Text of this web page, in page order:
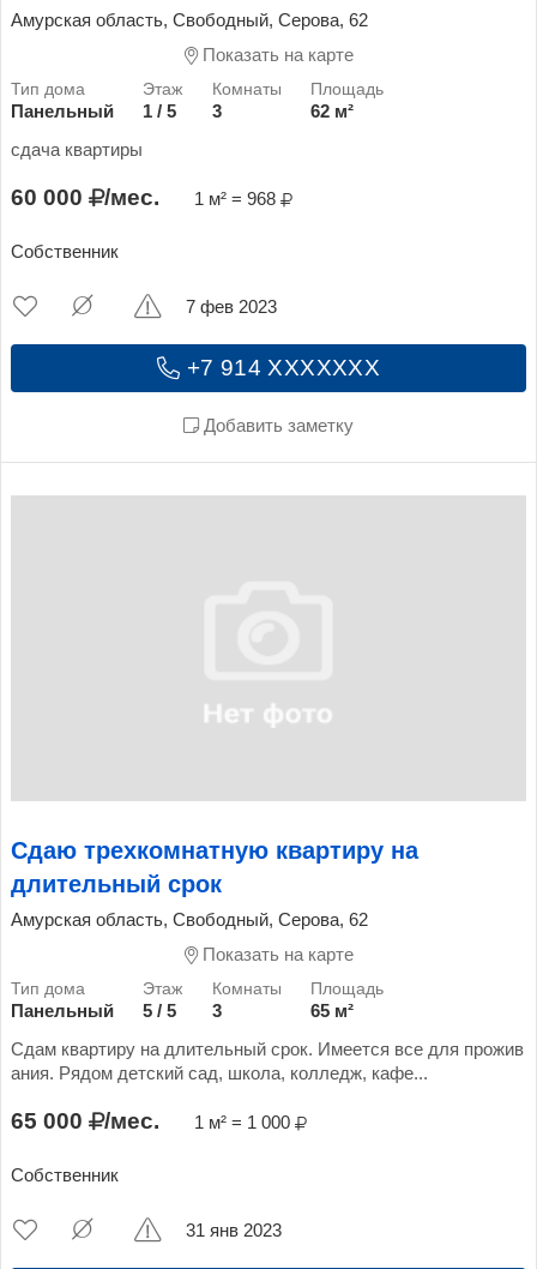
Амурская область, Свободный, Серова, 62
Показать на карте
Панельный 1 / 5 3
62 м²
сдача квартиры
60 000 /мес. 1 м² = 968
Собственник
+7 914 XXXXXXX
Добавить заметку
7 фев 2023
Сдаю трехкомнатную квартиру на
длительный срок
Амурская область, Свободный, Серова, 62
Показать на карте
Панельный 5 / 5 3
65 м²
Сдам квартиру на длительный срок. Имеется все для прожив
ания. Рядом детский сад, школа, колледж, кафе...
65 000 /мес. 1 м² = 1 000
Собственник
31 янв 2023